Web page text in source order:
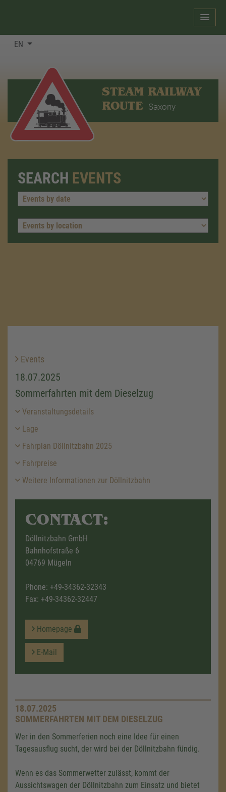
EN
STEAM RAILWAY
ROUTE Saxony
SEARCH EVENTS
Events
18.07.2025
Sommerfahrten mit dem Dieselzug
Veranstaltungsdetails
Lage
Fahrplan Döllnitzbahn 2025
Fahrpreise
Weitere Informationen zur Döllnitzbahn
CONTACT:
Döllnitzbahn GmbH
Bahnhofstraße 6
04769 Mügeln
Phone: +49-34362-32343
Fax: +49-34362-32447
Homepage
E-Mail
18.07.2025
SOMMERFAHRTEN MIT DEM DIESELZUG
Wer in den Sommerferien noch eine Idee für einen
Tagesausflug sucht, der wird bei der Döllnitzbahn fündig.
Wenn es das Sommerwetter zulässt, kommt der
Aussichtswagen der Döllnitzbahn zum Einsatz und bietet